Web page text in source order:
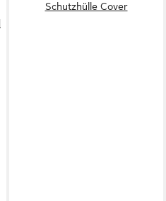
Schutzhülle Cover